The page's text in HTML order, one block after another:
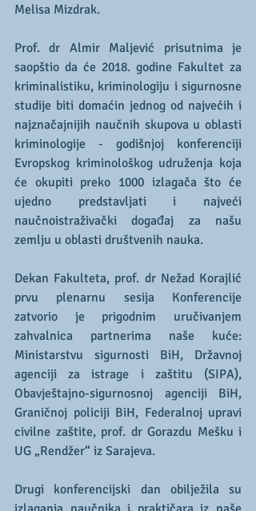
Melisa Mizdrak.
Prof. dr Almir Maljević prisutnima je
saopštio da će 2018. godine Fakultet za
kriminalistiku, kriminologiju i sigurnosne
studije biti domaćin jednog od najvećih i
najznačajnijih naučnih skupova u oblasti
kriminologije - godišnjoj konferenciji
Evropskog kriminološkog udruženja koja
će okupiti preko 1000 izlagača što će
ujedno predstavljati i najveći
naučnoistraživački događaj za našu
zemlju u oblasti društvenih nauka.
Dekan Fakulteta, prof. dr Nežad Korajlić
prvu plenarnu sesija Konferencije
zatvorio je prigodnim uručivanjem
zahvalnica partnerima naše kuće:
Ministarstvu sigurnosti BiH, Državnoj
agenciji za istrage i zaštitu (SIPA),
Obavještajno-sigurnosnoj agenciji BiH,
Graničnoj policiji BiH, Federalnoj upravi
civilne zaštite, prof. dr Gorazdu Mešku i
UG „Rendžer“ iz Sarajeva.
Drugi konferencijski dan obilježila su